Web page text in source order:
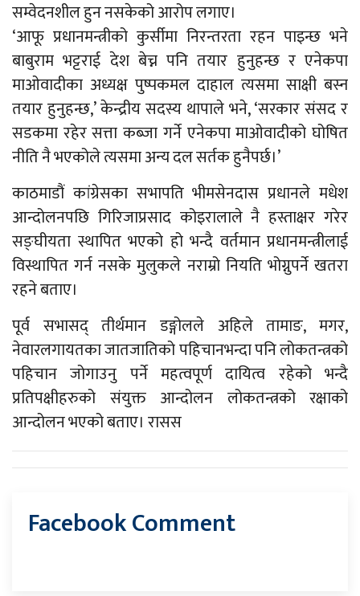
सम्वेदनशील हुन नसकेको आरोप लगाए।
‘आफू प्रधानमन्त्रीको कुर्सीमा निरन्तरता रहन पाइन्छ भने
बाबुराम भट्टराई देश बेच्न पनि तयार हुनुहन्छ र एनेकपा
माओवादीका अध्यक्ष पुष्पकमल दाहाल त्यसमा साक्षी बस्न
तयार हुनुहन्छ,’ केन्द्रीय सदस्य थापाले भने, ‘सरकार संसद र
सडकमा रहेर सत्ता कब्जा गर्ने एनेकपा माओवादीको घोषित
नीति नै भएकोले त्यसमा अन्य दल सर्तक हुनैपर्छ।’
काठमाडौं कांग्रेसका सभापति भीमसेनदास प्रधानले मधेश
आन्दोलनपछि गिरिजाप्रसाद कोइरालाले नै हस्ताक्षर गरेर
सङ्घीयता स्थापित भएको हो भन्दै वर्तमान प्रधानमन्त्रीलाई
विस्थापित गर्न नसके मुलुकले नराम्रो नियति भोग्नुपर्ने खतरा
रहने बताए।
पूर्व सभासद् तीर्थमान डङ्गोलले अहिले तामाङ, मगर,
नेवारलगायतका जातजातिको पहिचानभन्दा पनि लोकतन्त्रको
पहिचान जोगाउनु पर्ने महत्वपूर्ण दायित्व रहेको भन्दै
प्रतिपक्षीहरुको संयुक्त आन्दोलन लोकतन्त्रको रक्षाको
आन्दोलन भएको बताए। रासस
Facebook Comment